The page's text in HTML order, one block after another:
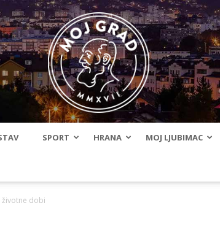
SPORT HRANA MOJ LJUBIMAC
životne dobi